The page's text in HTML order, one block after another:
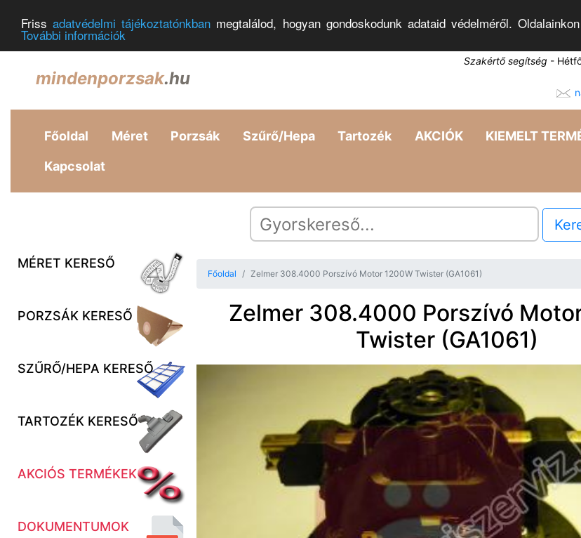
Frissadatvédelmi tájékoztatónkban megtalálod, hogyan gondoskodunk adataid védelméről.
További információk
mindenporzsak.hu
Szakértő segítség -
Főoldal Méret Porzsák Szűrő/Hepa Tartozék AKCIÓK KIEMELT
Kapcsolat
MÉRET KERESŐ
PORZSÁK KERESŐ
SZŰRŐ/HEPA KERESŐ
TARTOZÉK KERESŐ
AKCIÓS TERMÉKEK
DOKUMENTUMOK
Főoldal Zelmer 308.4000 Porszívó Motor 1200W Twister (GA1061)
Zelmer 308.4000 Porszívó
Twister (GA1061)